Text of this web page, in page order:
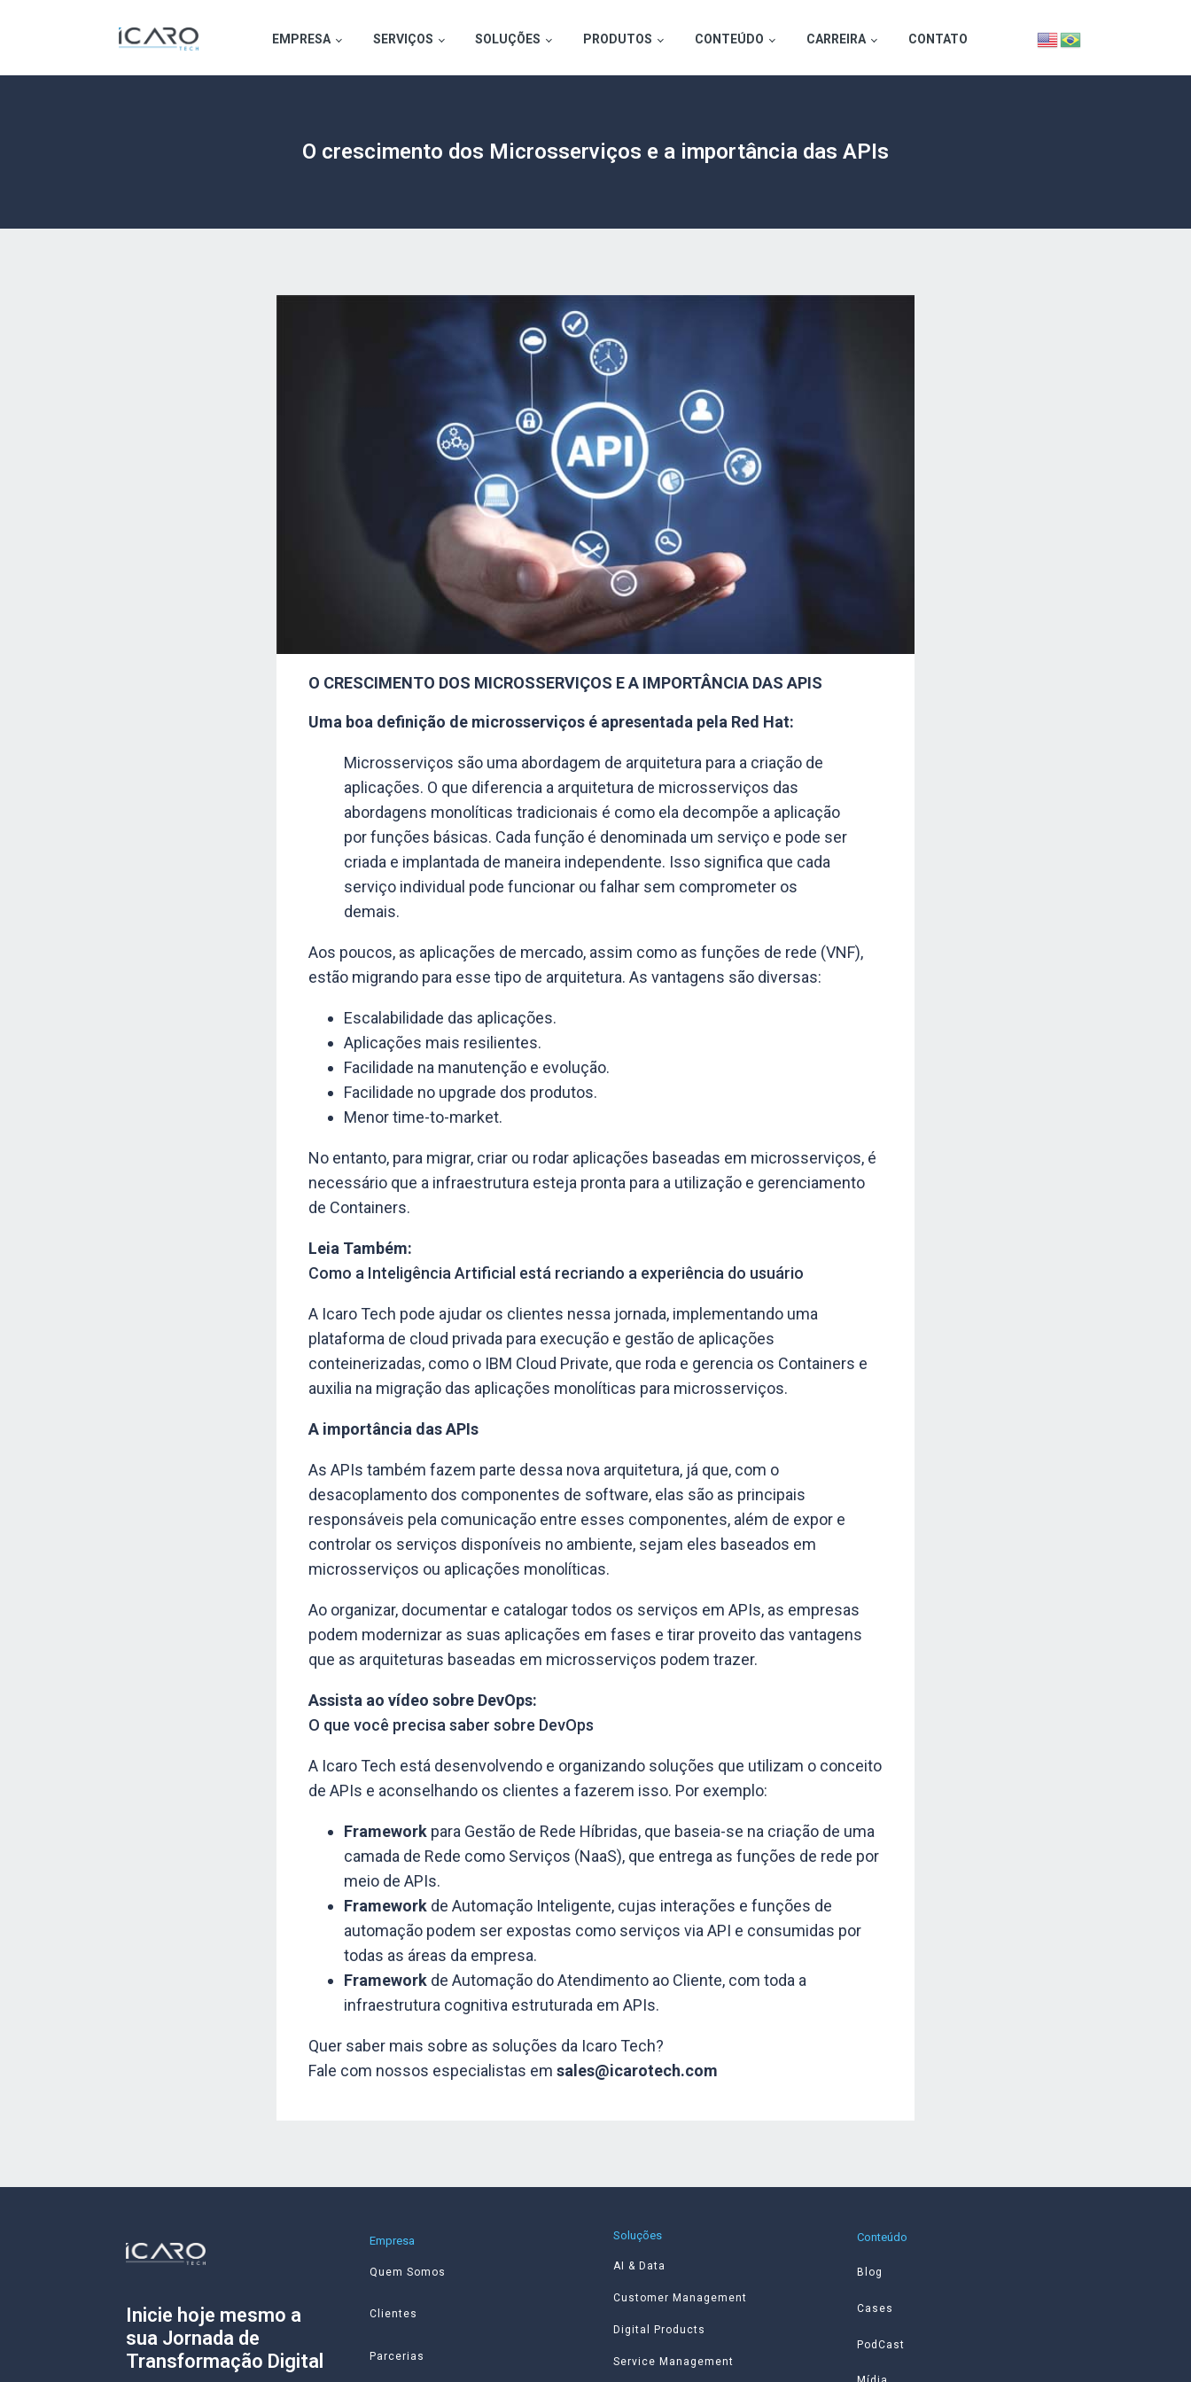
EMPRESA SERVIÇOS SOLUÇÕES PRODUTOS CONTEÚDO CARREIRA CONTATO
O crescimento dos Microsserviços e a importância das APIs
O CRESCIMENTO DOS MICROSSERVIÇOS E A IMPORTÂNCIA DAS APIS
Uma boa definição de microsserviços é apresentada pela Red Hat:
Microsserviços são uma abordagem de arquitetura para a criação de
aplicações. O que diferencia a arquitetura de microsserviços das
abordagens monolíticas tradicionais é como ela decompõe a aplicação
por funções básicas. Cada função é denominada um serviço e pode ser
criada e implantada de maneira independente. Isso significa que cada
serviço individual pode funcionar ou falhar sem comprometer os
demais.
Aos poucos, as aplicações de mercado, assim como as funções de rede (VNF),
estão migrando para esse tipo de arquitetura. As vantagens são diversas:
Escalabilidade das aplicações.
Aplicações mais resilientes.
Facilidade na manutenção e evolução.
Facilidade no upgrade dos produtos.
Menor time-to-market.
No entanto, para migrar, criar ou rodar aplicações baseadas em microsserviços, é
necessário que a infraestrutura esteja pronta para a utilização e gerenciamento
de Containers.
Leia Também:
Como a Inteligência Artificial está recriando a experiência do usuário
A Icaro Tech pode ajudar os clientes nessa jornada, implementando uma
plataforma de cloud privada para execução e gestão de aplicações
conteinerizadas, como o IBM Cloud Private, que roda e gerencia os Containers e
auxilia na migração das aplicações monolíticas para microsserviços.
A importância das APIs
As APIs também fazem parte dessa nova arquitetura, já que, com o
desacoplamento dos componentes de software, elas são as principais
responsáveis pela comunicação entre esses componentes, além de expor e
controlar os serviços disponíveis no ambiente, sejam eles baseados em
microsserviços ou aplicações monolíticas.
Ao organizar, documentar e catalogar todos os serviços em APIs, as empresas
podem modernizar as suas aplicações em fases e tirar proveito das vantagens
que as arquiteturas baseadas em microsserviços podem trazer.
Assista ao vídeo sobre DevOps:
O que você precisa saber sobre DevOps
A Icaro Tech está desenvolvendo e organizando soluções que utilizam o conceito
de APIs e aconselhando os clientes a fazerem isso. Por exemplo:
Framework para Gestão de Rede Híbridas, que baseia-se na criação de uma
camada de Rede como Serviços (NaaS), que entrega as funções de rede por
meio de APIs.
Framework de Automação Inteligente, cujas interações e funções de
automação podem ser expostas como serviços via API e consumidas por
todas as áreas da empresa.
Framework de Automação do Atendimento ao Cliente, com toda a
infraestrutura cognitiva estruturada em APIs.
Quer saber mais sobre as soluções da Icaro Tech?
Fale com nossos especialistas em sales@icarotech.com
Inicie hoje mesmo a
sua Jornada de
Transformação Digital
Empresa
Quem Somos
Clientes
Parcerias
Soluções
AI & Data
Customer Management
Digital Products
Service Management
Conteúdo
Blog
Cases
PodCast